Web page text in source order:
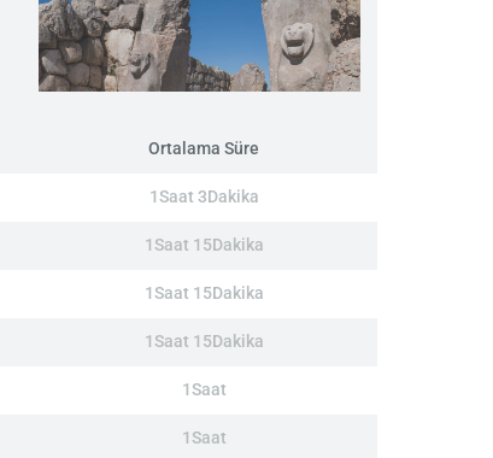
Ortalama Süre
1Saat 3Dakika
1Saat 15Dakika
1Saat 15Dakika
1Saat 15Dakika
1Saat
1Saat